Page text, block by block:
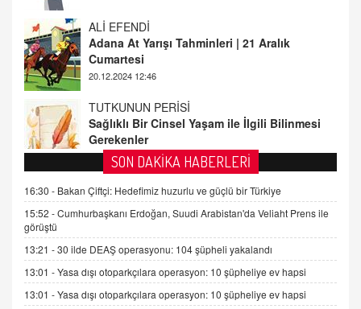
Cumartesi
20.12.2024 12:46
TUTKUNUN PERİSİ
Gerekenler
08.11.2024 13:16
FARUK ÖNALAN
Tezkere Onaylanmasaydı…
2 Kasım 2021 Salı 00:11
AV. DOĞAN CAN DOĞAN
Kişisel verilerin korunması ve dijital hukukun
gelişimi
15.09.2025 16:17
SON DAKİKA HABERLERİ
16:30 - Bakan Çiftçi: Hedefimiz huzurlu ve güçlü bir Türkiye
15:52 -Cumhurbaşkanı Erdoğan, Suudi Arabistan'da Veliaht Prens ile
görüştü
13:21 -30 ilde DEAŞ operasyonu: 104 şüpheli yakalandı
13:01 -Yasa dışı otoparkçılara operasyon: 10 şüpheliye ev hapsi
13:01 -Yasa dışı otoparkçılara operasyon: 10 şüpheliye ev hapsi